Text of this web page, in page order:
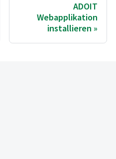
ADOIT
Webapplikation
installieren